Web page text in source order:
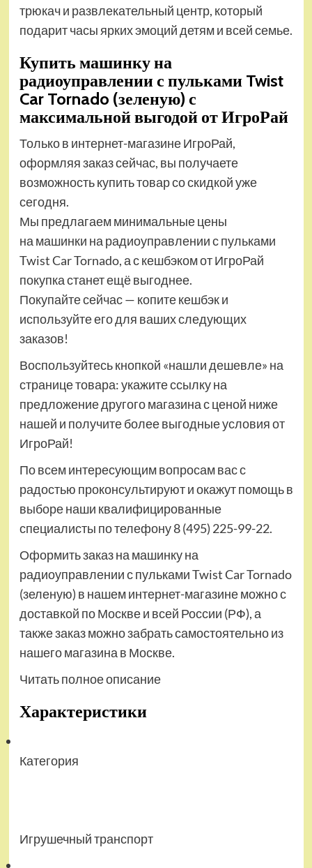
трюкач и развлекательный центр, который
подарит часы ярких эмоций детям и всей семье.
Купить машинку на
радиоуправлении с пульками Twist
Car Tornado (зеленую) с
максимальной выгодой от ИгроРай
Только в интернет-магазине ИгроРай,
оформляя заказ сейчас, вы получаете
возможность купить товар со скидкой уже
сегодня.
Мы предлагаем минимальные цены
на машинки на радиоуправлении с пульками
Twist Car Tornado, а с кешбэком от ИгроРай
покупка станет ещё выгоднее.
Покупайте сейчас — копите кешбэк и
используйте его для ваших следующих
заказов!
Воспользуйтесь кнопкой «нашли дешевле» на
странице товара: укажите ссылку на
предложение другого магазина с ценой ниже
нашей и получите более выгодные условия от
ИгроРай!
По всем интересующим вопросам вас с
радостью проконсультируют и окажут помощь в
выборе наши квалифицированные
специалисты по телефону 8 (495) 225-99-22.
Оформить заказ на машинку на
радиоуправлении с пульками Twist Car Tornado
(зеленую) в нашем интернет-магазине можно с
доставкой по Москве и всей России (РФ), а
также заказ можно забрать самостоятельно из
нашего магазина в Москве.
Читать полное описание
Характеристики
Категория
Игрушечный транспорт